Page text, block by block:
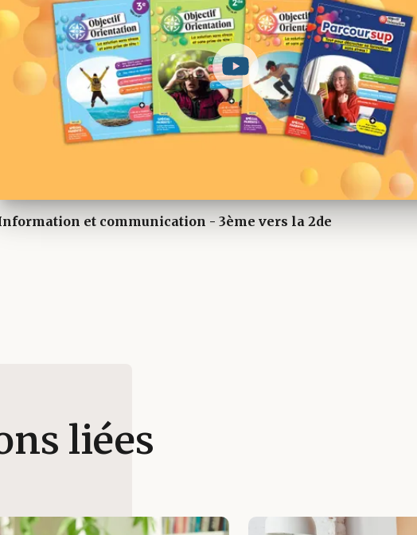
et communication - 3ème vers la 2de
liées